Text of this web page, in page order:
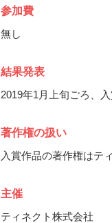
参加費
無し
結果発表
2019年1月上旬ごろ、
著作権の扱い
入賞作品の著作権はテ
主催
ティネクト株式会社